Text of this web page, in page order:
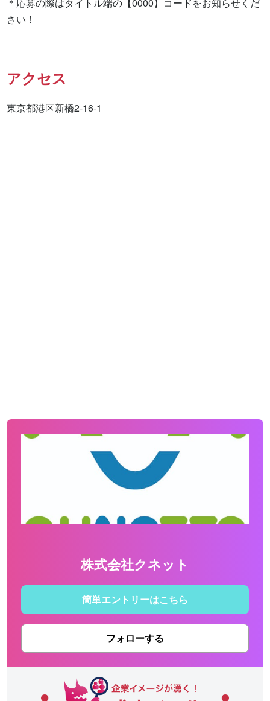
＊応募の際はタイトル端の【0000】コードをお知らせくだ
さい！
アクセス
東京都港区新橋2-16-1
株式会社クネット
簡単エントリーはこちら
フォローする